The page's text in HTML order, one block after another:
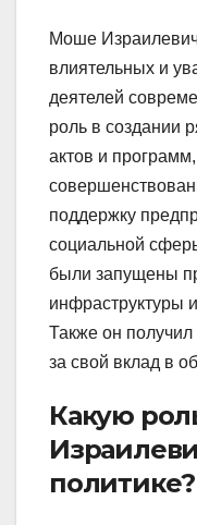
Моше
влиятельных и
деятелей
роль в создании
актов и
поддержку
социальной
были запущены
инфраструктуры
Также он
за свой вклад в
Какую
политике?